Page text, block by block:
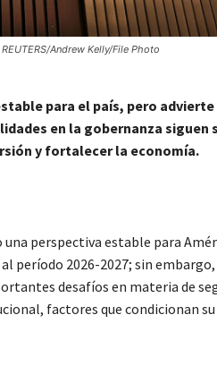
Andrew Kelly/File Photo
para el país, pero advierte
en la gobernanza siguen
y fortalecer la economía.
perspectiva estable para
período 2026-2027; sin embargo,
desafíos en materia de
factores que condicionan su